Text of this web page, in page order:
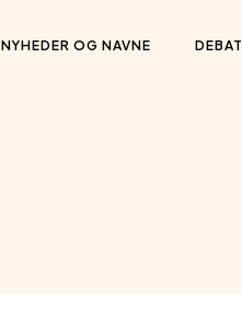
NYHEDER OG NAVNE DEBAT